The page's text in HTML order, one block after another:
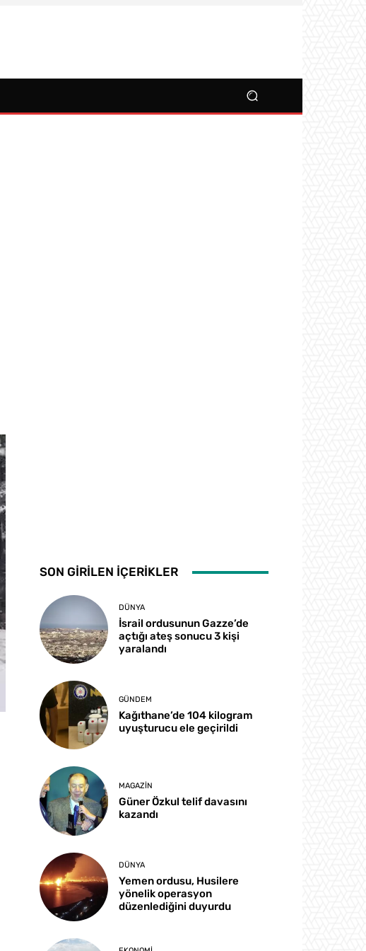
SON GİRİLEN İÇERİKLER
DÜNYA
İsrail ordusunun Gazze’de
açtığı ateş sonucu 3 kişi
yaralandı
GÜNDEM
Kağıthane’de 104 kilogram
uyuşturucu ele geçirildi
MAGAZIN
Güner Özkul telif davasını
kazandı
DÜNYA
Yemen ordusu, Husilere
yönelik operasyon
düzenlediğini duyurdu